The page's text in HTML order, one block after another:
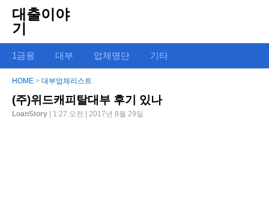
대출이야
기
1금융 대부 업체명단 기타
HOME > 대부업체리스트
(주)위드캐피탈대부 후기 있나
LoanStory | 1:27 오전 | 2017년 8월 29일